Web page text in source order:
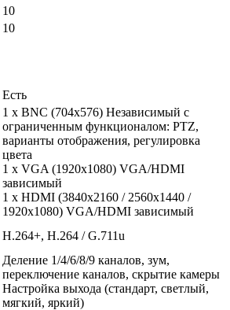
10
10
Есть
1 x BNC (704x576) Независимый с
ограниченным функционалом: PTZ,
варианты отображения, регулировка
цвета
1 x VGA (1920x1080) VGA/HDMI
зависимый
1 x HDMI (3840x2160 / 2560x1440 /
1920x1080) VGA/HDMI зависимый
H.264+, H.264 / G.711u
Деление 1/4/6/8/9 каналов, зум,
переключение каналов, скрытие камеры
Настройка выхода (стандарт, светлый,
мягкий, яркий)